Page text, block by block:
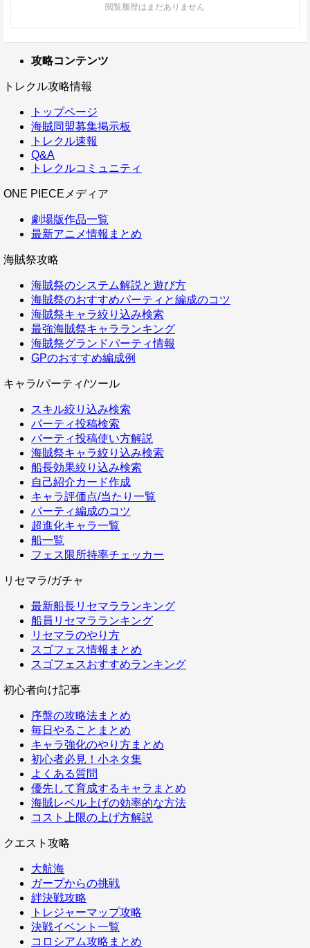
攻略コンテンツ
トレクル攻略情報
トップページ
海賊同盟募集掲示板
トレクル速報
Q&A
トレクルコミュニティ
ONE PIECEメディア
劇場版作品一覧
最新アニメ情報まとめ
海賊祭攻略
海賊祭のシステム解説と遊び方
海賊祭のおすすめパーティと編成のコツ
海賊祭キャラ絞り込み検索
最強海賊祭キャラランキング
海賊祭グランドパーティ情報
GPのおすすめ編成例
キャラ/パーティ/ツール
スキル絞り込み検索
パーティ投稿検索
パーティ投稿使い方解説
海賊祭キャラ絞り込み検索
船長効果絞り込み検索
自己紹介カード作成
キャラ評価点/当たり一覧
パーティ編成のコツ
超進化キャラ一覧
船一覧
フェス限所持率チェッカー
リセマラ/ガチャ
最新船長リセマラランキング
船員リセマラランキング
リセマラのやり方
スゴフェス情報まとめ
スゴフェスおすすめランキング
初心者向け記事
序盤の攻略法まとめ
毎日やることまとめ
キャラ強化のやり方まとめ
初心者必見！小ネタ集
よくある質問
優先して育成するキャラまとめ
海賊レベル上げの効率的な方法
コスト上限の上げ方解説
クエスト攻略
大航海
ガープからの挑戦
絆決戦攻略
トレジャーマップ攻略
決戦イベント一覧
コロシアム攻略まとめ